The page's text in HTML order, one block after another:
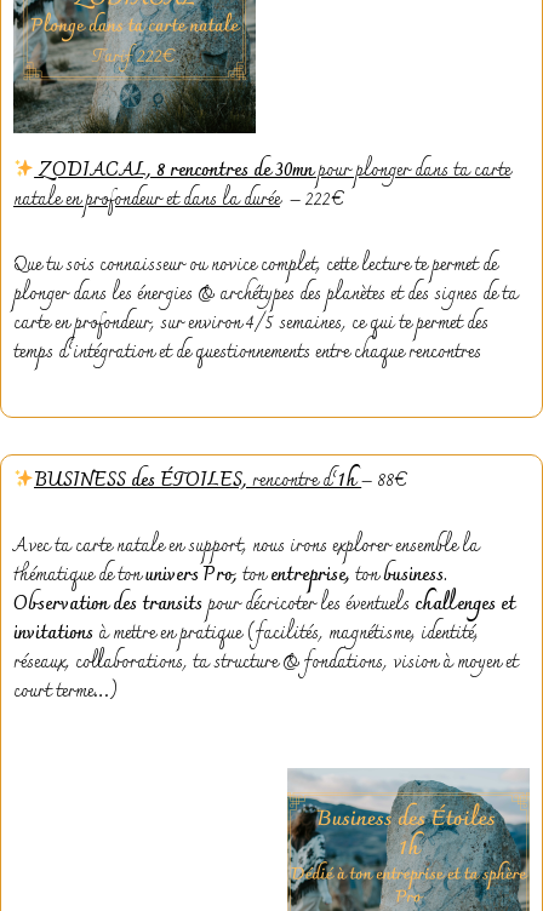
ZODIACAL, 8 rencontres de 30mnpour plonger dans ta carte
natale en profondeur et dans la durée– 222€
Que tu sois connaisseur ou novice complet, cette lecture te permet de
plonger dans les énergies & archétypes des planètes et des signes de ta
carte en profondeur, sur environ 4/5 semaines, ce qui te permet des
temps d’intégration et de questionnements entre chaque rencontres
BUSINESS des ÉTOILES,rencontre d’1h– 88€
Avec ta carte natale en support, nous irons explorer ensemble la
thématique de tonunivers Pro,tonentreprise,tonbusiness.
Observation des transitspour décricoter les éventuels challenges et
invitations à mettre en pratique (facilités, magnétisme, identité,
réseaux, collaborations, ta structure & fondations, vision à moyen et
court terme…)